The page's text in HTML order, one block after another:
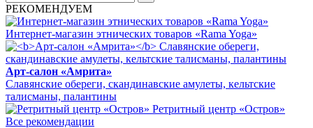
РЕКОМЕНДУЕМ
Интернет-магазин этнических товаров «Rama Yoga»
Арт-салон «Амрита»
Славянские обереги, скандинавские амулеты, кельтские
талисманы, палантины
Ретритный центр «Остров»
Все рекомендации